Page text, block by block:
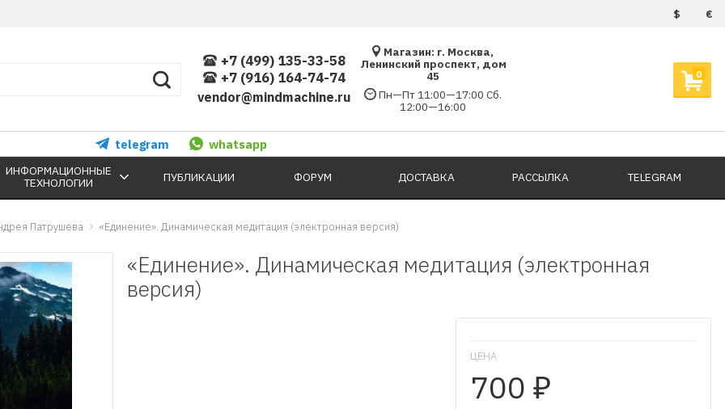
$ €
+7 (499) 135-33-58
+7 (916) 164-74-74
vendor@mindmachine.ru
Магазин: г. Москва,
Ленинский проспект, дом
45
Пн—Пт 11:00—17:00 Сб.
12:00—16:00
0
telegram whatsapp
ИНФОРМАЦИОННЫЕ
ТЕХНОЛОГИИ
ПУБЛИКАЦИИ ФОРУМ ДОСТАВКА РАССЫЛКА TELEGRAM
Патрушева «Единение». Динамическая медитация (электронная версия)
«Единение». Динамическая медитация (электронная
версия)
ЦЕНА
700 ₽